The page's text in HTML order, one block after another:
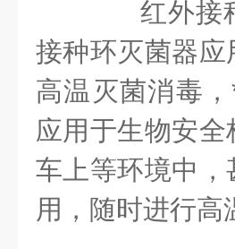
红外接种
接种环灭菌器
高温灭菌消毒
应用于生物安
车上等环境中
用，随时进行高